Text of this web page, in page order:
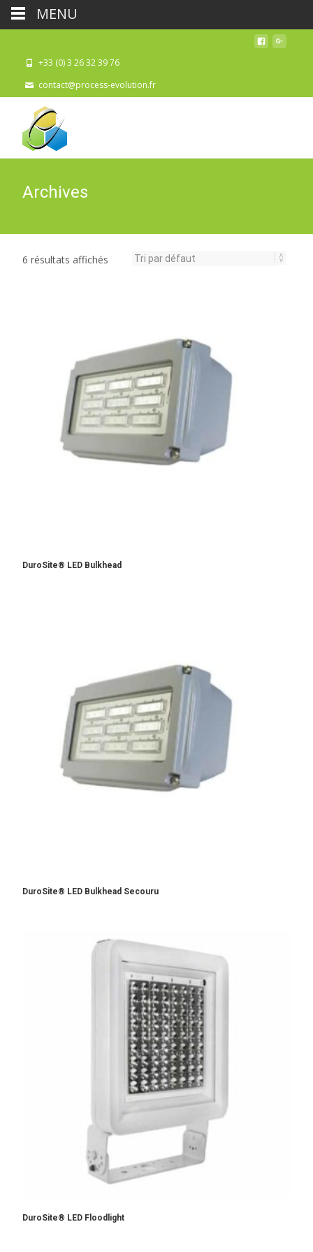
+33 (0) 3 26 32 39 76
contact@process-evolution.fr
Archives
6 résultats affichés
DuroSite® LED Bulkhead
DuroSite® LED Bulkhead Secouru
DuroSite® LED Floodlight
MENU